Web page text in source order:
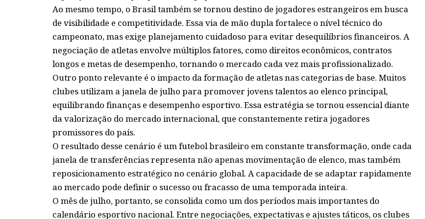
Ao mesmo tempo, o Brasil também se tornou destino de jogadores estrangeiros em busca
de visibilidade e competitividade. Essa via de mão dupla fortalece o nível técnico do
campeonato, mas exige planejamento cuidadoso para evitar desequilíbrios financeiros. A
negociação de atletas envolve múltiplos fatores, como direitos econômicos, contratos
longos e metas de desempenho, tornando o mercado cada vez mais profissionalizado.
Outro ponto relevante é o impacto da formação de atletas nas categorias de base. Muitos
clubes utilizam a janela de julho para promover jovens talentos ao elenco principal,
equilibrando finanças e desempenho esportivo. Essa estratégia se tornou essencial diante
da valorização do mercado internacional, que constantemente retira jogadores
promissores do país.
O resultado desse cenário é um futebol brasileiro em constante transformação, onde cada
janela de transferências representa não apenas movimentação de elenco, mas também
reposicionamento estratégico no cenário global. A capacidade de se adaptar rapidamente
ao mercado pode definir o sucesso ou fracasso de uma temporada inteira.
O mês de julho, portanto, se consolida como um dos períodos mais importantes do
calendário esportivo nacional. Entre negociações, expectativas e ajustes táticos, os clubes